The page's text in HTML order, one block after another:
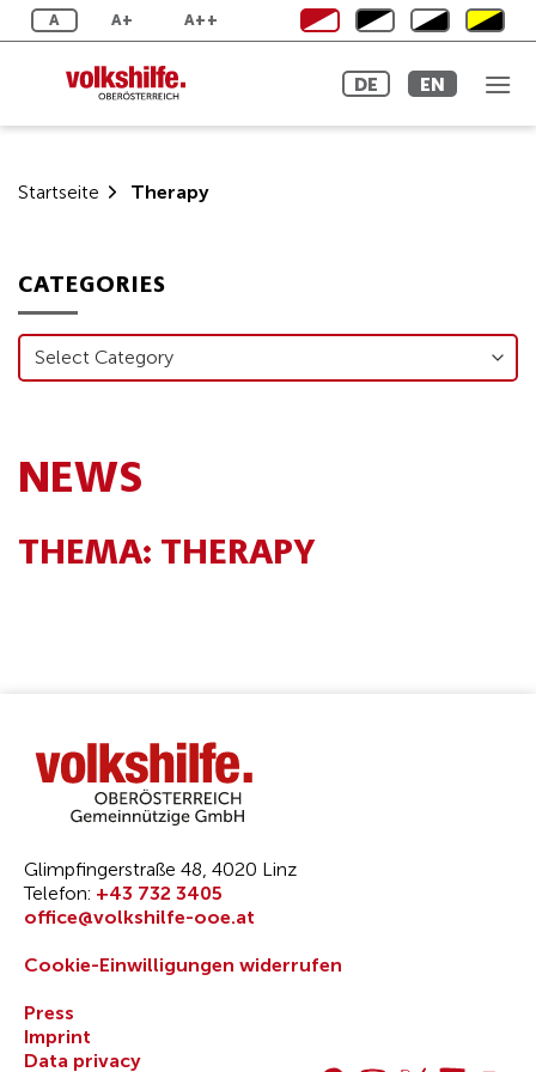
Skip
to
A A+ A++
DE EN
Startseite Therapy
NEWS
THEMA: THERAPY
CATEGORIES
Categories
Glimpfingerstraße 48, 4020 Linz
Telefon: +43 732 3405
office@volkshilfe-ooe.at
Cookie-Einwilligungen widerrufen
Press
Imprint
Data privacy